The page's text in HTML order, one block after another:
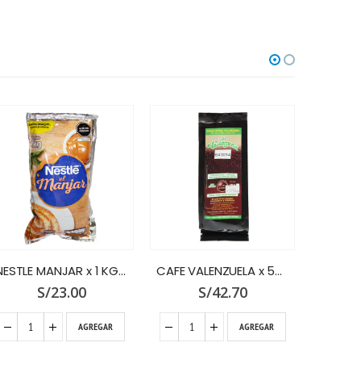
NESTLE MANJAR x 1 KG.BOLSA
S/23.00
AGREGAR
CAFE VALENZUELA x 500 TIP.EXTRA-SUP
S/42.70
AGREGAR